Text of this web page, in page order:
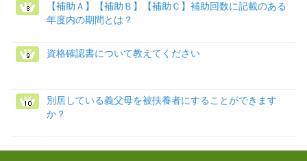
【補助Ａ】【補助Ｂ】【補助Ｃ】補助回数に記載のある
年度内の期間とは？
資格確認書について教えてください
別居している義父母を被扶養者にすることができます
か？